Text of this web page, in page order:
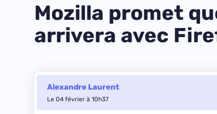
Mozilla promet
arrivera avec
Alexandre Laurent
Le 04 février à 10h37